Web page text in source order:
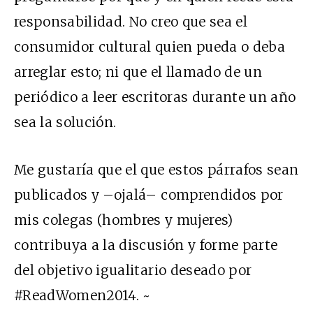
responsabilidad. No creo que sea el
consumidor cultural quien pueda o deba
arreglar esto; ni que el llamado de un
periódico a leer escritoras durante un año
sea la solución.
Me gustaría que el que estos párrafos sean
publicados y –ojalá– comprendidos por
mis colegas (hombres y mujeres)
contribuya a la discusión y forme parte
del objetivo igualitario deseado por
#ReadWomen2014. ~